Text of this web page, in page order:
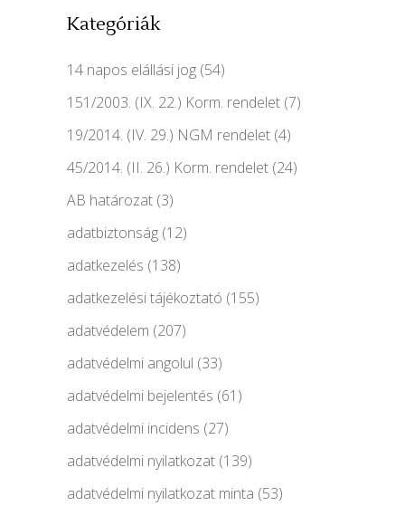
Kategóriák
14 napos elállási jog (54)
151/2003. (IX. 22.) Korm. rendelet (7)
19/2014. (IV. 29.) NGM rendelet (4)
45/2014. (II. 26.) Korm. rendelet (24)
AB határozat (3)
adatbiztonság (12)
adatkezelés (138)
adatkezelési tájékoztató (155)
adatvédelem (207)
adatvédelmi angolul (33)
adatvédelmi bejelentés (61)
adatvédelmi incidens (27)
adatvédelmi nyilatkozat (139)
adatvédelmi nyilatkozat minta (53)